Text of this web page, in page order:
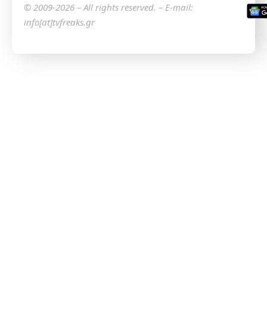
© 2009-2026 – All rights reserved. – E-mail:
info[at]tvfreaks.gr